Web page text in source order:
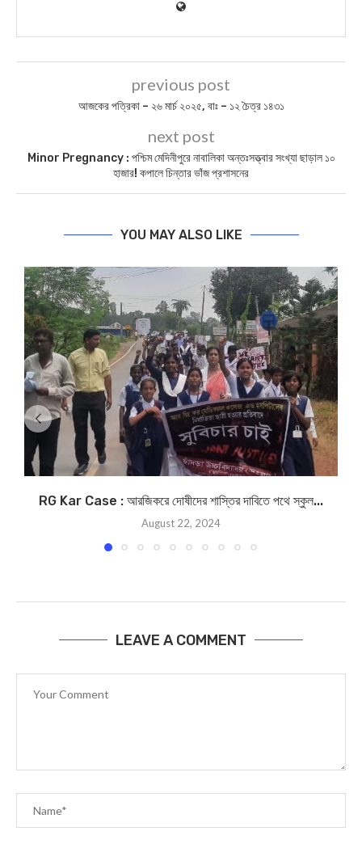
previous post
আজকের পত্রিকা – ২৬ মার্চ ২০২৫, বাঃ – ১২ চৈত্র ১৪৩১
next post
Minor Pregnancy : পশ্চিম মেদিনীপুরে নাবালিকা অন্তঃসত্ত্বার সংখ্যা ছাড়াল ১০
হাজার! কপালে চিন্তার ভাঁজ প্রশাসনের
YOU MAY ALSO LIKE
RG Kar Case : আরজিকরে দোষীদের শাস্তির দাবিতে পথে স্কুল...
August 22, 2024
LEAVE A COMMENT